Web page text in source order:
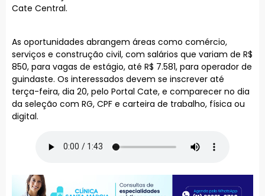
Cate Central.
As oportunidades abrangem áreas como comércio,
serviços e construção civil, com salários que variam de R$
850, para vagas de estágio, até R$ 7.581, para operador de
guindaste. Os interessados devem se inscrever até
terça-feira, dia 20, pelo Portal Cate, e comparecer no dia
da seleção com RG, CPF e carteira de trabalho, física ou
digital.